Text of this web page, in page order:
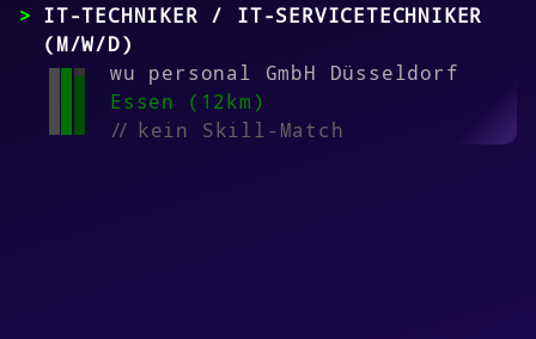
IT-TECHNIKER / IT-SERVICETECHNIKER
(M/W/D)
wu personal GmbH Düsseldorf
Essen (12km)
//kein Skill-Match